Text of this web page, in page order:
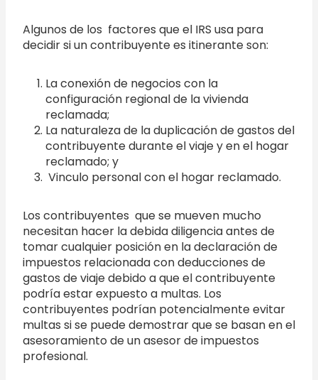
Algunos de los factores que el IRS usa para
decidir si un contribuyente es itinerante son:
La conexión de negocios con la
configuración regional de la vivienda
reclamada;
La naturaleza de la duplicación de gastos del
contribuyente durante el viaje y en el hogar
reclamado; y
Vinculo personal con el hogar reclamado.
Los contribuyentes que se mueven mucho
necesitan hacer la debida diligencia antes de
tomar cualquier posición en la declaración de
impuestos relacionada con deducciones de
gastos de viaje debido a que el contribuyente
podría estar expuesto a multas. Los
contribuyentes podrían potencialmente evitar
multas si se puede demostrar que se basan en el
asesoramiento de un asesor de impuestos
profesional.